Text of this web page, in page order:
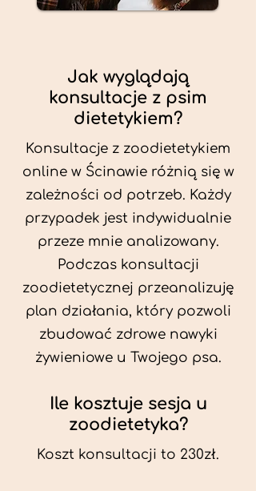
Jak wyglądają
konsultacje z psim
dietetykiem?
Konsultacje z zoodietetykiem
online w Ścinawie różnią się w
zależności od potrzeb. Każdy
przypadek jest indywidualnie
przeze mnie analizowany.
Podczas konsultacji
zoodietetycznej przeanalizuję
plan działania, który pozwoli
zbudować zdrowe nawyki
żywieniowe u Twojego psa.
Ile kosztuje sesja u
zoodietetyka?
Koszt konsultacji to 230zł.